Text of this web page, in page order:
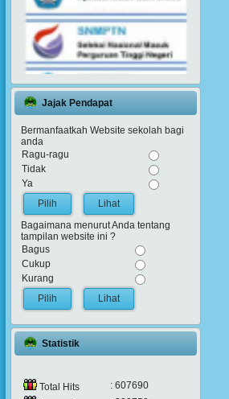
Jajak Pendapat
Bermanfaatkah Website sekolah bagi
anda
Ragu-ragu
Tidak
Ya
Lihat
Bagaimana menurut Anda tentang
tampilan website ini ?
Bagus
Cukup
Kurang
Lihat
Statistik
Total Hits
: 607690